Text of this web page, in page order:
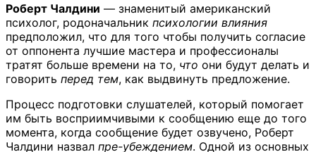
Роберт Чалдини — знаменитый американский
психолог, родоначальник психологии влияния
предположил, что для того чтобы получить согласие
от оппонента лучшие мастера и профессионалы
тратят больше времени на то, что они будут делать и
говорить перед тем, как выдвинуть предложение.
Процесс подготовки слушателей, который помогает
им быть восприимчивыми к сообщению еще до того
момента, когда сообщение будет озвучено, Роберт
Чалдини назвал пре-убеждением. Одной из основных